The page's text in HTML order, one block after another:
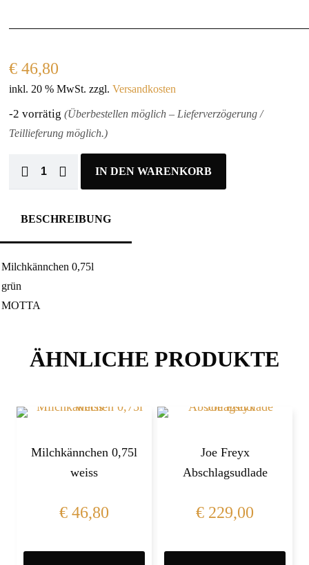
€ 46,80
inkl. 20 % MwSt. zzgl.Versandkosten
-2 vorrätig(Überbestellen möglich – Lieferverzögerung /
Teillieferung möglich.)
IN DEN WARENKORB
BESCHREIBUNG
Milchkännchen 0,75l
grün
MOTTA
ÄHNLICHE PRODUKTE
Milchkännchen 0,75l
weiss
€46,80
Joe Freyx
Abschlagsudlade
€ 229,00